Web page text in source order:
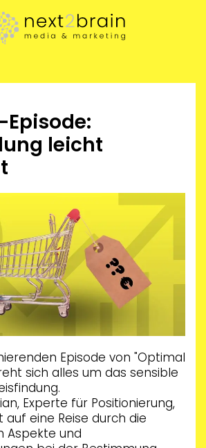
springen
leicht
Episode von "Optimal
sich alles um das sensible
Experte für Positionierung,
eine Reise durch die
Aspekte und